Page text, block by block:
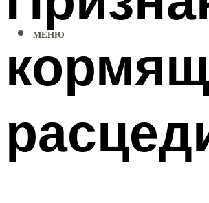
МЕНЮ